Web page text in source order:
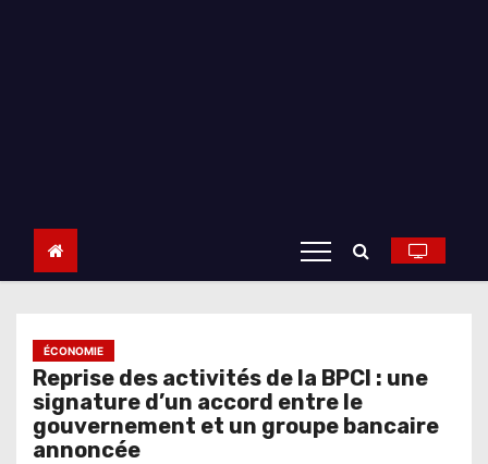
ÉCONOMIE
Reprise des activités de la BPCI : une
signature d’un accord entre le
gouvernement et un groupe bancaire
annoncée